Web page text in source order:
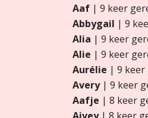
Aaf | 9 keer
Abbygail | 9
Alia | 9 keer
Alie | 9 keer
Aurélie | 9 keer
Avery| 9 keer
Aafje | 8 keer